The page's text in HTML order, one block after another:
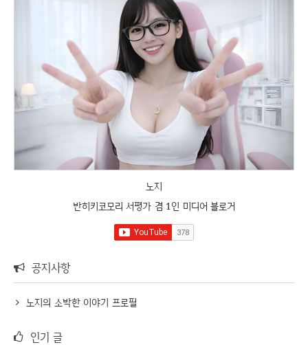
노지
반히키코모리 서평가 겸 1인 미디어 블로거
공지사항
노지의 소박한 이야기 프로필
인기 글